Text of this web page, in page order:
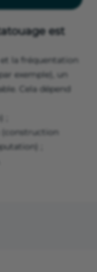
est
la fréquentation
exemple), un
Cela dépend
;